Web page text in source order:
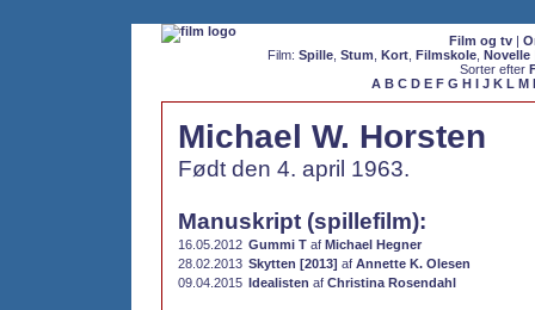
Film og tv|
Film: Spille, Stum Kort, Filmskole, Novelle
Sorter efter
A B C D E F G H I J K L M
Michael W. Horsten
Født den 4. april 1963.
Manuskript (spillefilm):
16.05.2012 Gummi T af Michael Hegner
28.02.2013 Skytten [2013] af Annette K. Olesen
09.04.2015 Idealisten af Christina Rosendahl